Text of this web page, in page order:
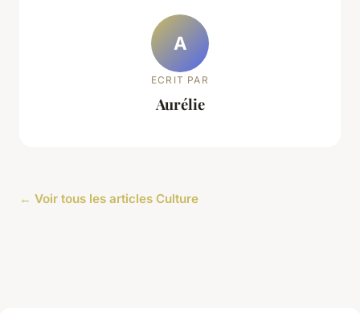
A
ECRIT PAR
Aurélie
← Voir tous les articles Culture